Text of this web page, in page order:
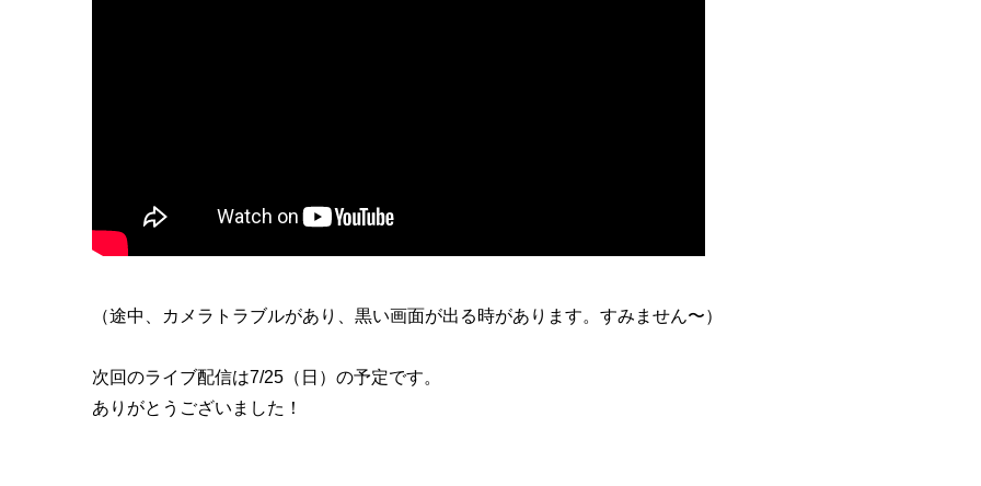
（途中、カメラトラブルがあり、黒い画面が出る時があります。すみません〜）
次回のライブ配信は7/25（日）の予定です。
ありがとうございました！